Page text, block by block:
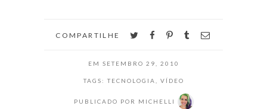
COMPARTILHE twitterfacebookpinterest
tumblr
EM SETEMBRO 29, 2010
TAGS: TECNOLOGIA VÍDEO
PUBLICADO POR MICHELLI